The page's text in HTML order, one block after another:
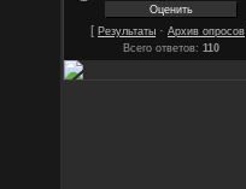
[ Результаты · Архив опросов
Всего ответов: 110